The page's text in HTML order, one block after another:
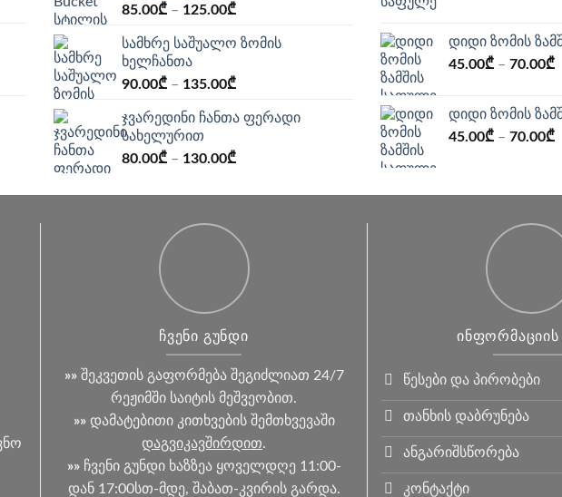
85.00₾ – 125.00₾
სამხრე საშუალო ზომის
ხელჩანთა
90.00₾ – 135.00₾
ჯვარედინი ჩანთა ფერადი
სახელურით
80.00₾ – 130.00₾
დიდი ზომის
45.00₾ – 70.00₾
დიდი ზომის
45.00₾ – 70.00₾
ᲩᲕᲔᲜᲘ ᲒᲣᲜᲓᲘ
»»შეკვეთის გაფორმება შეგიძლიათ 24/7
რეჟიმში საიტის მეშვეობით.
»»დამატებითი კითხვების შემთხვევაში
დაგვიკავშირდით.
»» ჩვენი გუნდი ხაზზეა ყოველდღე 11:00-
დან 17:00სთ-მდე, შაბათ-კვირის გარდა.
წესები და პირობები
თანხის დაბრუნება
ანგარიშსწორება
კონტაქტი